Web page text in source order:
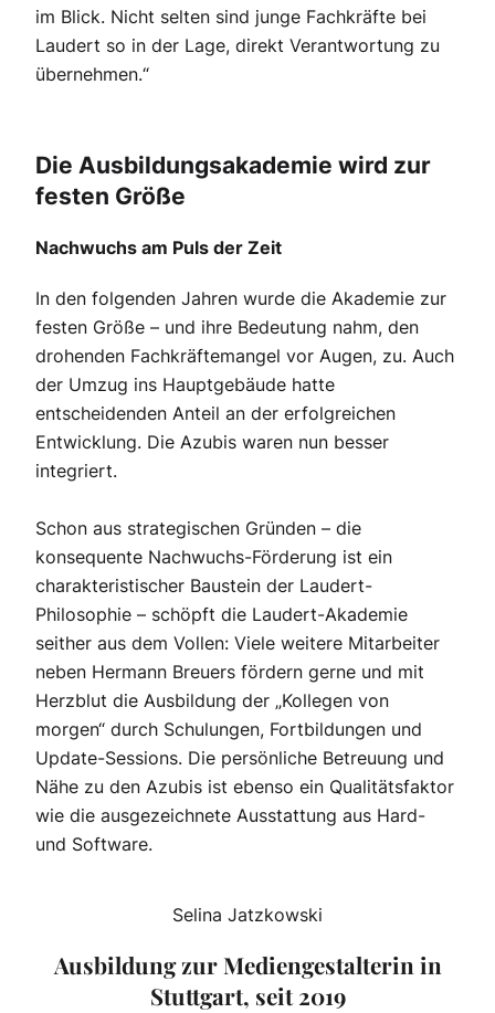
im Blick. Nicht selten sind junge Fachkräfte bei
Laudert so in der Lage, direkt Verantwortung zu
übernehmen.“
Die Ausbildungsakademie wird zur
festen Größe
Nachwuchs am Puls der Zeit
In den folgenden Jahren wurde die Akademie zur
festen Größe – und ihre Bedeutung nahm, den
drohenden Fachkräftemangel vor Augen, zu. Auch
der Umzug ins Hauptgebäude hatte
entscheidenden Anteil an der erfolgreichen
Entwicklung. Die Azubis waren nun besser
integriert.
Schon aus strategischen Gründen – die
konsequente Nachwuchs-Förderung ist ein
charakteristischer Baustein der Laudert-
Philosophie – schöpft die Laudert-Akademie
seither aus dem Vollen: Viele weitere Mitarbeiter
neben Hermann Breuers fördern gerne und mit
Herzblut die Ausbildung der „Kollegen von
morgen“ durch Schulungen, Fortbildungen und
Update-Sessions. Die persönliche Betreuung und
Nähe zu den Azubis ist ebenso ein Qualitätsfaktor
wie die ausgezeichnete Ausstattung aus Hard-
und Software.
Selina Jatzkowski
Ausbildung zur Mediengestalterin in
Stuttgart, seit 2019